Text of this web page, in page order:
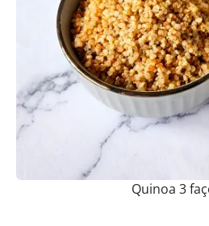
Quinoa 3